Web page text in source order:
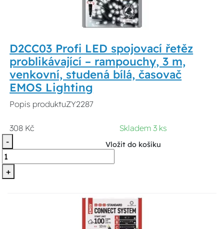
D2CC03 Profi LED spojovací řetěz
problikávající – rampouchy, 3 m,
venkovní, studená bílá, časovač
EMOS Lighting
Popis produktuZY2287
308 Kč
Skladem 3 ks
-
+
Vložit do košíku